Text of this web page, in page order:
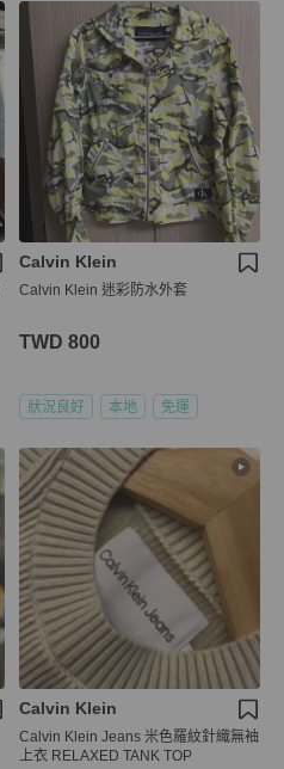
Calvin Klein
Calvin Klein 迷彩防水外套
TWD 800
狀況良好 本地 免運
Calvin Klein
Calvin Klein Jeans 米色羅紋針織無袖
上衣 RELAXED TANK TOP